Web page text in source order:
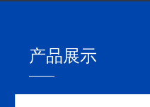
产品展示